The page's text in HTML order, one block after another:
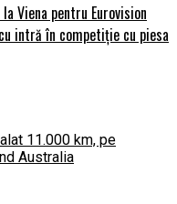
Viena pentru Eurovision
intră în competiție cu piesa
11.000 km, pe
Australia